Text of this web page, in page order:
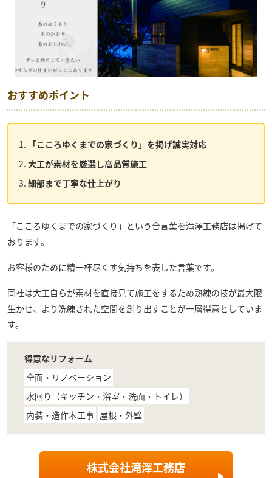
おすすめポイント
「こころゆくまでの家づくり」を掲げ誠実対応
大工が素材を厳選し高品質施工
細部まで丁寧な仕上がり
「こころゆくまでの家づくり」という合言葉を滝澤工務店は掲げて
おります。
お客様のために精一杯尽くす気持ちを表した言葉です。
同社は大工自らが素材を直接見て施工をするため熟練の技が最大限
生かせ、より洗練された空間を創り出すことが一層得意としていま
す。
得意なリフォーム
全面・リノベーション
水回り（キッチン・浴室・洗面・トイレ）
内装・造作木工事 屋根・外壁
株式会社滝澤工務店